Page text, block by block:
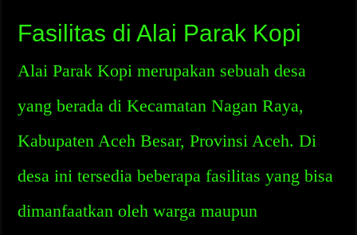
Fasilitas di Alai Parak Kopi
Alai Parak Kopi merupakan sebuah desa
yang berada di Kecamatan Nagan Raya,
Kabupaten Aceh Besar, Provinsi Aceh. Di
desa ini tersedia beberapa fasilitas yang bisa
dimanfaatkan oleh warga maupun